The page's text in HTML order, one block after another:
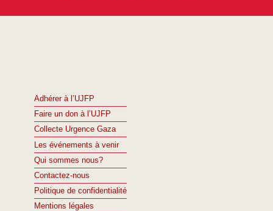
Adhérer à l’UJFP
Faire un don à l’UJFP
Collecte Urgence Gaza
Les événements à venir
Qui sommes nous?
Contactez-nous
Politique de confidentialité
Mentions légales